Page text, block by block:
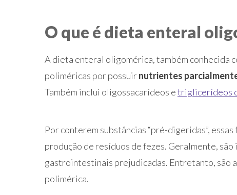
O que é dieta enteral
A dieta enteral oligomérica, também conhecida
poliméricas por possuirnutrientes
Também inclui oligossacarídeos etriglicerídeos
Por conterem substâncias “pré-digeridas”,
produção de resíduos de fezes. Geralmente,
gastrointestinais prejudicadas. Entretanto, são
polimérica.